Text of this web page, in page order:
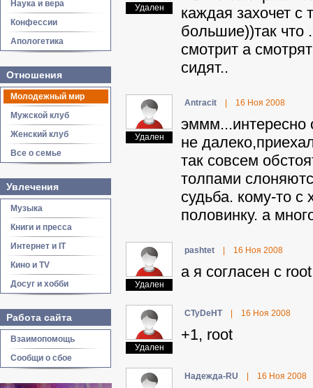
Наука и вера
Конфессии
Апологетика
Отношения
Молодежный мир
Мужской клуб
Женский клуб
Все о семье
Увлечения
Музыка
Книги и пресса
Интернет и IT
Кино и TV
Досуг и хобби
Работа сайта
Взаимопомощь
Сообщи о сбое
Удален
каждая захочет с
большие))так что
смотрит а
сидят..
Удален
Antracit 16 Ноя 2008
эммм...интересно
не
так совсем
толпами
судьба. кому-то с
половинку. а
Удален
pashtet 16 Ноя 2008
а я согласен с root
Удален
CTyDeHT 16 Ноя 2008
+1, root
Haдeждa-RU 16 Ноя 2008